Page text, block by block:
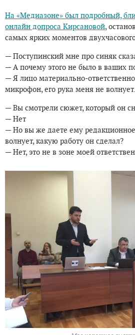
На «Медиазоне» был подробный,
онлайн допроса Кирсановой,
самых ярких моментов
— Поступинский мне про синяк
— А почему этого не было в ваших
— Я лицо материально-
микрофон, его рука меня не
— Вы смотрели сюжет, который он
— Нет
— Но вы же даете ему
волнует, какую работу он сделал?
— Нет, это не в зоне моей